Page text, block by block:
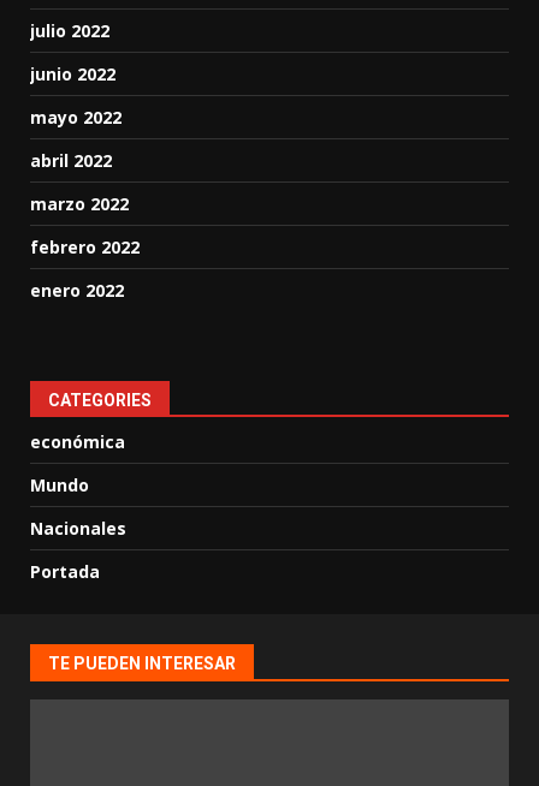
julio 2022
junio 2022
mayo 2022
abril 2022
marzo 2022
febrero 2022
enero 2022
CATEGORIES
económica
Mundo
Nacionales
Portada
TE PUEDEN INTERESAR